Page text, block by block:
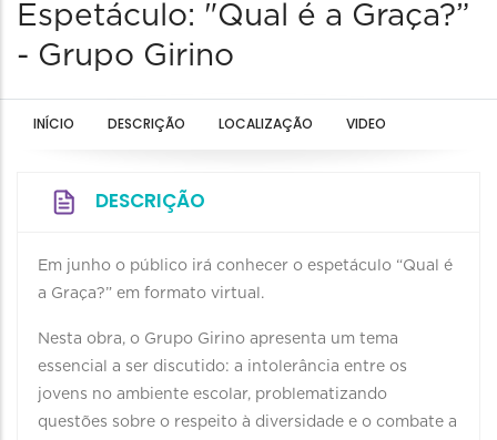
Espetáculo: "Qual é a Graça?”
- Grupo Girino
INÍCIO DESCRIÇÃO LOCALIZAÇÃO VIDEO
DESCRIÇÃO
Em junho o público irá conhecer o espetáculo “Qual é
a Graça?” em formato virtual.
Nesta obra, o Grupo Girino apresenta um tema
essencial a ser discutido: a intolerância entre os
jovens no ambiente escolar, problematizando
questões sobre o respeito à diversidade e o combate a